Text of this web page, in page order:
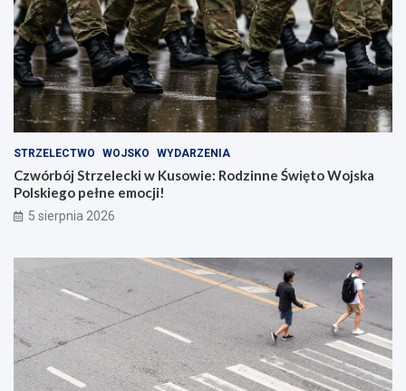
STRZELECTWO WOJSKO WYDARZENIA
Czwórbój Strzelecki w Kusowie: Rodzinne Święto Wojska
Polskiego pełne emocji!
5 sierpnia 2026